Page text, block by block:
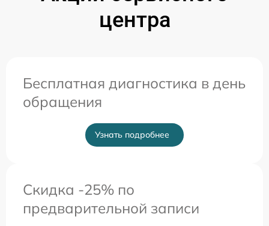
центра
Бесплатная диагностика в день
обращения
Узнать подробнее
Скидка -25% по
предварительной записи